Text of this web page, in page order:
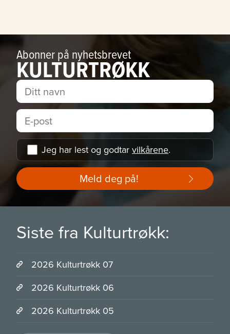
Abonner på nyhetsbrevet
KULTURTRØKK
Jeg har lest og godtar vilkårene.
Meld deg på!
Siste fra Kulturtrøkk:
2026 Kulturtrøkk 07
2026 Kulturtrøkk 06
2026 Kulturtrøkk 05